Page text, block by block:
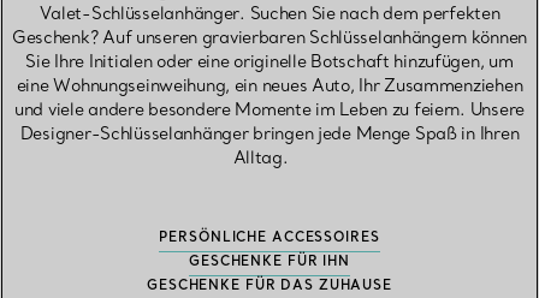
Valet-Schlüsselanhänger. Suchen Sie nach dem perfekten
Geschenk? Auf unseren gravierbaren Schlüsselanhängern können
Sie Ihre Initialen oder eine originelle Botschaft hinzufügen, um
eine Wohnungseinweihung, ein neues Auto, Ihr Zusammenziehen
und viele andere besondere Momente im Leben zu feiern. Unsere
Designer-Schlüsselanhänger bringen jede Menge Spaß in Ihren
Alltag.
PERSÖNLICHE ACCESSOIRES
GESCHENKE FÜR IHN
GESCHENKE FÜR DAS ZUHAUSE